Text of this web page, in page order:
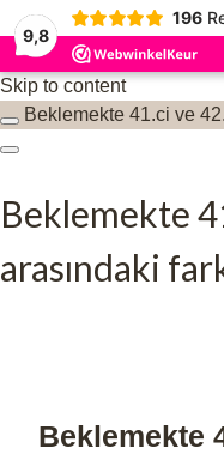
9,8
196
Skip to content
Beklemekte 41.ci ve
Beklemekte
arasındaki
Beklemekte